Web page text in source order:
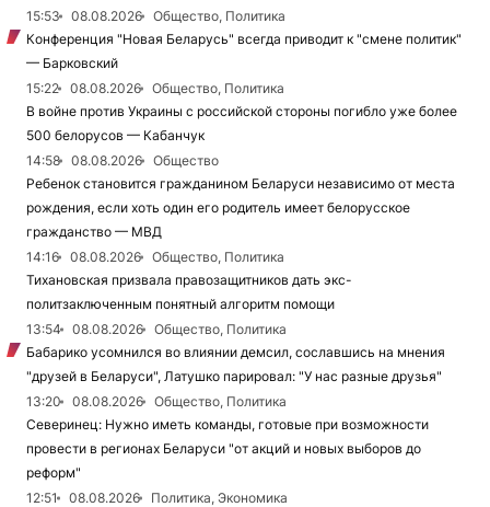
15:53
08.08.2026
Общество, Политика
Конференция "Новая Беларусь" всегда приводит к "смене политик"
— Барковский
15:22
08.08.2026
Общество, Политика
В войне против Украины с российской стороны погибло уже более
500 белорусов — Кабанчук
14:58
08.08.2026
Общество
Ребенок становится гражданином Беларуси независимо от места
рождения, если хоть один его родитель имеет белорусское
гражданство — МВД
14:16
08.08.2026
Общество, Политика
Тихановская призвала правозащитников дать экс-
политзаключенным понятный алгоритм помощи
13:54
08.08.2026
Общество, Политика
Бабарико усомнился во влиянии демсил, сославшись на мнения
"друзей в Беларуси", Латушко парировал: "У нас разные друзья"
13:20
08.08.2026
Общество, Политика
Северинец: Нужно иметь команды, готовые при возможности
провести в регионах Беларуси "от акций и новых выборов до
реформ"
12:51
08.08.2026
Политика, Экономика